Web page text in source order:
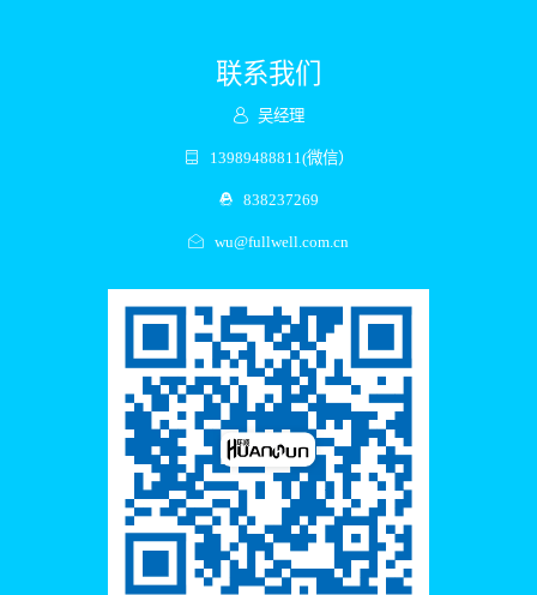
联系我们
吴经理
13989488811(微信）
838237269
wu@fullwell.com.cn